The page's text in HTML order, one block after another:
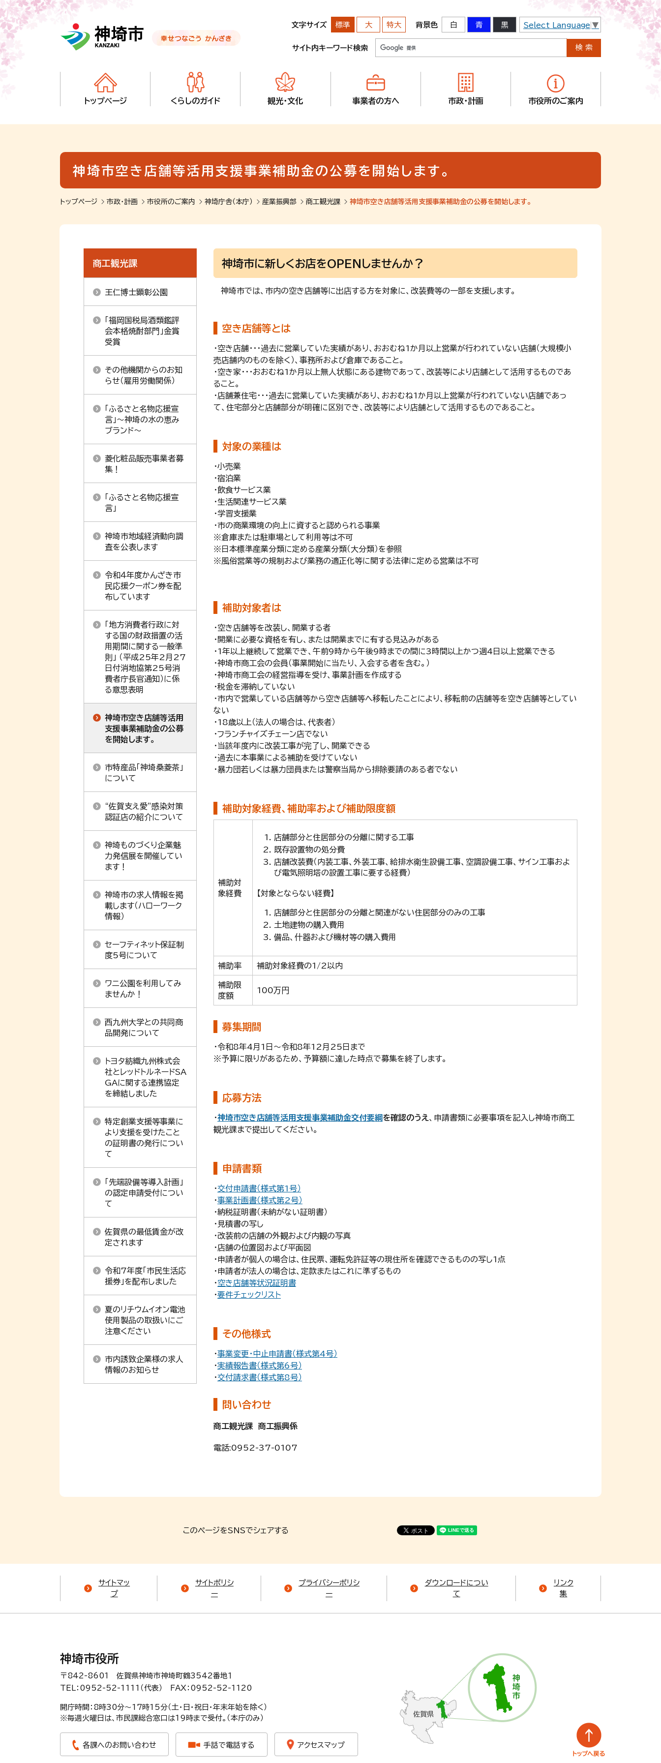
音声読み上げ用ナビゲーションです。
本文へ移動します
ページ最後（フッター）へ移動します
音声読み上げ用ナビゲーションはここまでです。
文字サイズ 標準 大 特大 背景色 白 青 黒 Select Language ▼
サイト内キーワード検索
トップページ くらしのガイド 観光・文化 事業者の方へ 市政・計画 市役所のご案内
神埼市空き店舗等活用支援事業補助金の公募を開始します。
トップページ 市政・計画 市役所のご案内 神埼庁舎（本庁） 産業振興部 商工観光課 神埼市空き店舗等活用支援事業補助金の公募を開始します。
神埼市に新しくお店をOPENしませんか？
神埼市では、市内の空き店舗等に出店する方を対象に、改装費等の一部を支援します。
空き店舗等とは
・空き店舗・・・過去に営業していた実績があり、おおむね1か月以上営業が行われていない店舗（大規模小
売店舗内のものを除く）、事務所および倉庫であること。
・空き家・・・おおむね1か月以上無人状態にある建物であって、改装等により店舗として活用するものであ
ること。
・店舗兼住宅・・・過去に営業していた実績があり、おおむね1か月以上営業が行われていない店舗であっ
て、住宅部分と店舗部分が明確に区別でき、改装等により店舗として活用するものであること。
対象の業種は
・小売業
・宿泊業
・飲食サービス業
・生活関連サービス業
・学習支援業
・市の商業環境の向上に資すると認められる事業
※倉庫または駐車場として利用等は不可
※日本標準産業分類に定める産業分類（大分類）を参照
※風俗営業等の規制および業務の適正化等に関する法律に定める営業は不可
補助対象者は
・空き店舗等を改装し、開業する者
・開業に必要な資格を有し、または開業までに有する見込みがある
・1年以上継続して営業でき、午前9時から午後9時までの間に3時間以上かつ週4日以上営業できる
・神埼市商工会の会員（事業開始に当たり、入会する者を含む。）
・神埼市商工会の経営指導を受け、事業計画を作成する
・税金を滞納していない
・市内で営業している店舗等から空き店舗等へ移転したことにより、移転前の店舗等を空き店舗等としてい
ない
・18歳以上（法人の場合は、代表者）
・フランチャイズチェーン店でない
・当該年度内に改装工事が完了し、開業できる
・過去に本事業による補助を受けていない
・暴力団若しくは暴力団員または警察当局から排除要請のある者でない
補助対象経費、補助率および補助限度額
補助対
象経費
店舗部分と住居部分の分離に関する工事
既存設置物の処分費
店舗改装費（内装工事、外装工事、給排水衛生設備工事、空調設備工事、サイン工事およ
び電気照明塔の設置工事に要する経費）
【対象とならない経費】
店舗部分と住居部分の分離と関連がない住居部分のみの工事
土地建物の購入費用
備品、什器および機材等の購入費用
補助率 補助対象経費の1/2以内
補助限
度額
100万円
募集期間
・令和8年4月1日～令和8年12月25日まで
※予算に限りがあるため、予算額に達した時点で募集を終了します。
応募方法
・神埼市空き店舗等活用支援事業補助金交付要綱を確認のうえ 、申請書類に必要事項を記入し神埼市商工
観光課まで提出してください。
申請書類
・交付申請書（様式第1号）
・事業計画書（様式第2号）
・納税証明書（未納がない証明書）
・見積書の写し
・改装前の店舗の外観および内観の写真
・店舗の位置図および平面図
・申請者が個人の場合は、住民票、運転免許証等の現住所を確認できるものの写し1点
・申請者が法人の場合は、定款またはこれに準ずるもの
・空き店舗等状況証明書
・要件チェックリスト
その他様式
・事業変更・中止申請書（様式第4号）
・実績報告書（様式第6号）
・交付請求書（様式第8号）
問い合わせ
商工観光課 商工振興係
電話:0952-37-0107
商工観光課
王仁博士顕彰公園
「福岡国税局酒類鑑評
会本格焼酎部門」金賞
受賞
その他機関からのお知
らせ（雇用労働関係）
「ふるさと名物応援宣
言」～神埼の水の恵み
ブランド～
菱化粧品販売事業者募
集！
「ふるさと名物応援宣
言」
神埼市地域経済動向調
査を公表します
令和４年度かんざき市
民応援クーポン券を配
布しています
「地方消費者行政に対
する国の財政措置の活
用期間に関する一般準
則」 （平成25年2月27
日付消地協第25号消
費者庁長官通知）に係
る意思表明
神埼市空き店舗等活用
支援事業補助金の公募
を開始します。
市特産品「神埼桑菱茶」
について
“佐賀支え愛”感染対策
認証店の紹介について
神埼ものづくり企業魅
力発信展を開催してい
ます！
神埼市の求人情報を掲
載します（ハローワーク
情報）
セーフティネット保証制
度5号について
ワニ公園を利用してみ
ませんか！
西九州大学との共同商
品開発について
トヨタ紡織九州株式会
社とレッドトルネードSA
GAに関する連携協定
を締結しました
特定創業支援等事業に
より支援を受けたこと
の証明書の発行につい
て
「先端設備等導入計画」
の認定申請受付につい
て
佐賀県の最低賃金が改
定されます
令和7年度「市民生活応
援券」を配布しました
夏のリチウムイオン電池
使用製品の取扱いにご
注意ください
市内誘致企業様の求人
情報のお知らせ
このページをSNSでシェアする
サイトマッ
プ
サイトポリシ
ー
プライバシーポリシ
ー
ダウンロードについ
て
リンク
集
神埼市役所
〒842-8601 佐賀県神埼市神埼町鶴3542番地１
TEL：0952-52-1111（代表）
FAX：0952-52-1120
開庁時間：8時30分〜17時15分（土・日・祝日・年末年始を除く）
※毎週火曜日は、市民課総合窓口は19時まで受付。（本庁のみ）
各課へのお問い合わせ 手話で電話する アクセスマップ